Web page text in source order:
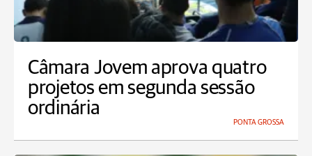
Câmara Jovem aprova quatro
projetos em segunda sessão
ordinária
PONTA GROSSA